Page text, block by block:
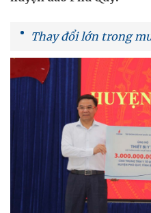
Thay đổi lớn trong